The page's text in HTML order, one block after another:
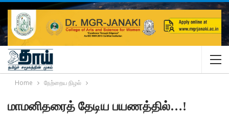
Home நேற்றைய நிழல்
மாமனிதரைத் தேடிய பயணத்தில்…!